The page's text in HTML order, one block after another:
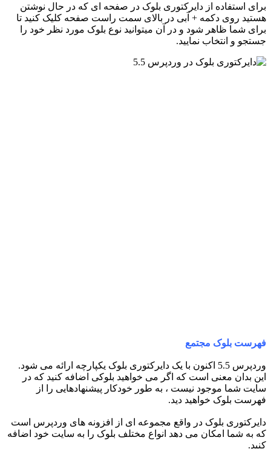
برای استفاده از دایرکتوری بلوک در صفحه ای که در حال نوشتن
هستید روی دکمه + آبی در بالای سمت راست صفحه کلیک کنید تا
برای شما ظاهر شود و در آن میتوانید نوع بلوک مورد نظر خود را
جستجو و انتخاب نمایید.
فهرست بلوک مجتمع
وردپرس 5.5 اکنون با یک دایرکتوری بلوک یکپارچه ارائه می شود.
این بدان معنی است که اگر می خواهید بلوکی اضافه کنید که در
سایت شما موجود نیست ، به طور خودکار پیشنهادهایی را از
فهرست بلوک خواهید دید.
دایرکتوری بلوک در واقع مجموعه ای از افزونه های وردپرس است
که به شما امکان می دهد انواع مختلف بلوک را به سایت خود اضافه
کنید.